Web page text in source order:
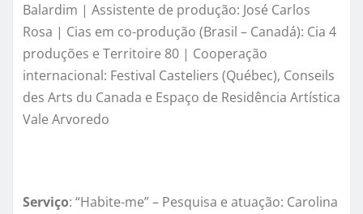
Balardim | Assistente de produção: José Carlos
Rosa | Cias em co-produção (Brasil – Canadá): Cia 4
produções e Territoire 80 | Cooperação
internacional: Festival Casteliers (Québec), Conseils
des Arts du Canada e Espaço de Residência Artística
Vale Arvoredo
Serviço: “Habite-me” – Pesquisa e atuação: Carolina